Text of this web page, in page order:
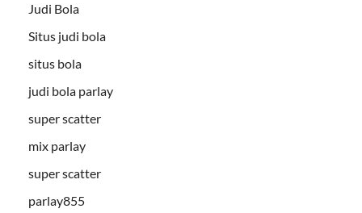
Judi Bola
Situs judi bola
situs bola
judi bola parlay
super scatter
mix parlay
super scatter
parlay855